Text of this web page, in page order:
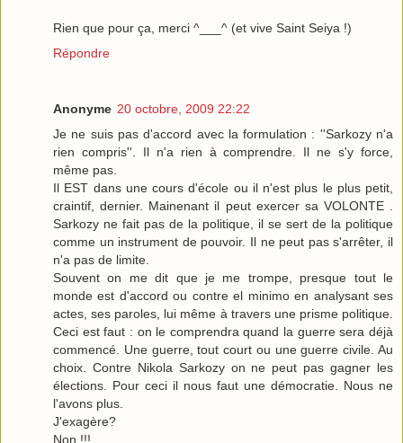
Rien que pour ça, merci ^___^ (et vive Saint Seiya !)
Répondre
Anonyme 20 octobre, 2009 22:22
Je ne suis pas d'accord avec la formulation : ''Sarkozy n'a
rien compris''. Il n'a rien à comprendre. Il ne s'y force,
même pas.
Il EST dans une cours d'école ou il n'est plus le plus petit,
craintif, dernier. Mainenant il peut exercer sa VOLONTE .
Sarkozy ne fait pas de la politique, il se sert de la politique
comme un instrument de pouvoir. Il ne peut pas s'arrêter, il
n'a pas de limite.
Souvent on me dit que je me trompe, presque tout le
monde est d'accord ou contre el minimo en analysant ses
actes, ses paroles, lui même à travers une prisme politique.
Ceci est faut : on le comprendra quand la guerre sera déjà
commencé. Une guerre, tout court ou une guerre civile. Au
choix. Contre Nikola Sarkozy on ne peut pas gagner les
élections. Pour ceci il nous faut une démocratie. Nous ne
l'avons plus.
J'exagère?
Non !!!